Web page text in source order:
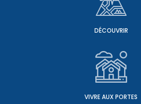
DÉCOUVRIR
VIVRE AUX PORTES